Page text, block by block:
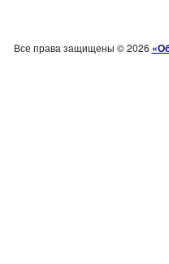
Все права защищены © 2026